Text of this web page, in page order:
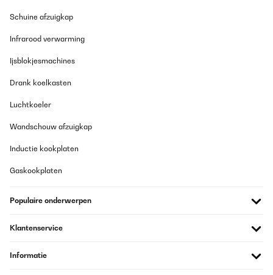
Schuine afzuigkap
Infrarood verwarming
Ijsblokjesmachines
Drank koelkasten
Luchtkoeler
Wandschouw afzuigkap
Inductie kookplaten
Gaskookplaten
Populaire onderwerpen
Klantenservice
Informatie